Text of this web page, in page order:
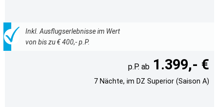
Inkl. Ausflugserlebnisse im Wert
von bis zu € 400,- p.P.
1.399,- €
7 Nächte, im DZ Superior (Saison A)